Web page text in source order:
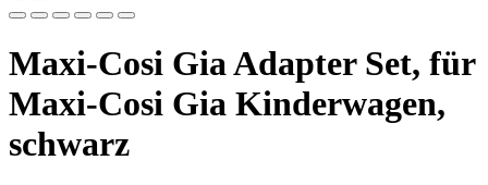
Maxi-Cosi Gia Adapter Set, für
Maxi-Cosi Gia Kinderwagen,
schwarz